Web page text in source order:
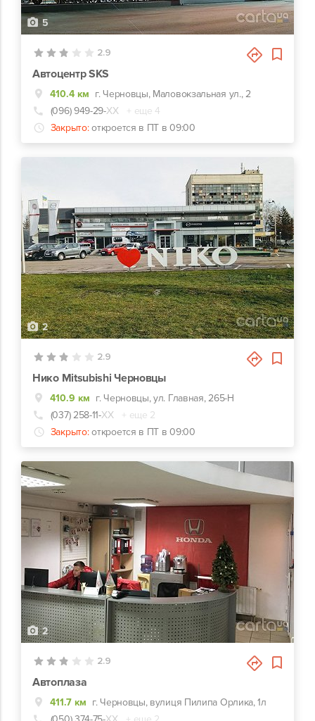
5
2.9
Автоцентр SKS
410.4 км г. Черновцы, Маловокзальная ул., 2
(096) 949-29-ХХ
+ еще 4
Закрыто: откроется в ПТ в 09:00
2
2.9
Нико Mitsubishi Черновцы
410.9 км г. Черновцы, ул. Главная, 265-Н
(037) 258-11-ХХ
+ еще 2
Закрыто: откроется в ПТ в 09:00
2
2.9
Автоплаза
411.7 км г. Черновцы, вулиця Пилипа Орлика, 1л